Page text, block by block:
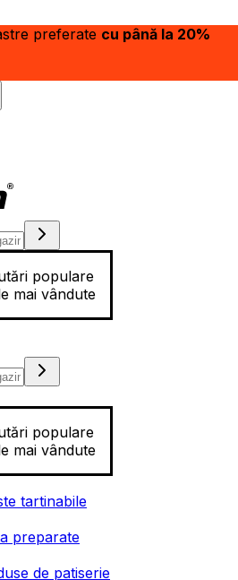
preferate cu până la 20%
populare
mai vândute
populare
mai vândute
tartinabile
preparate
de patiserie